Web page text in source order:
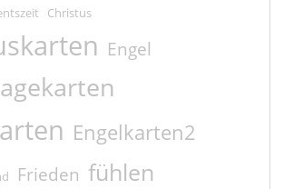
Christus
Engel
Engelkarten2
Frieden fühlen